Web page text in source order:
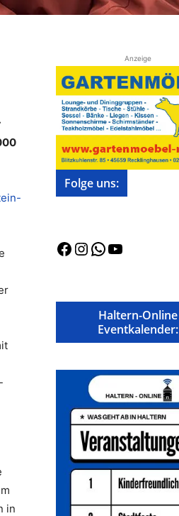
in
Anzeige
Folge uns:
Facebook
Instagram
WhatsApp
YouTube
Haltern-Online
Eventkalender: